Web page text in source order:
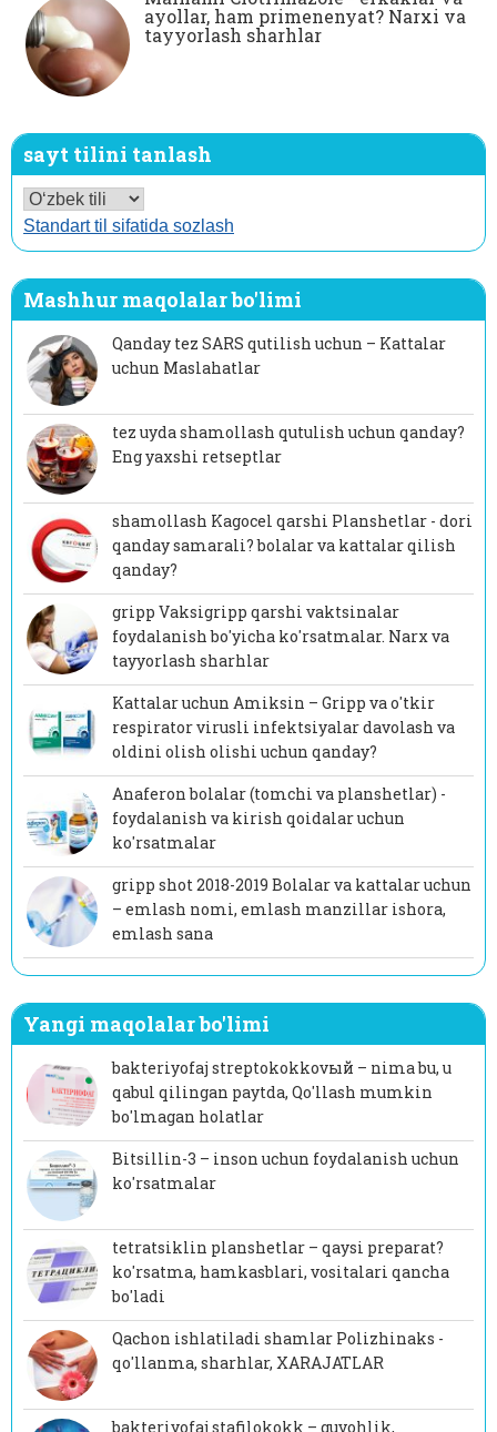
ayollar, ham primenenyat? Narxi va
tayyorlash sharhlar
sayt tilini tanlash
Standart til sifatida sozlash
Mashhur maqolalar bo'limi
Qanday tez SARS qutilish uchun – Kattalar
uchun Maslahatlar
tez uyda shamollash qutulish uchun qanday?
Eng yaxshi retseptlar
shamollash Kagocel qarshi Planshetlar - dori
qanday samarali? bolalar va kattalar qilish
qanday?
gripp Vaksigripp qarshi vaktsinalar
foydalanish bo'yicha ko'rsatmalar. Narx va
tayyorlash sharhlar
Kattalar uchun Amiksin – Gripp va o'tkir
respirator virusli infektsiyalar davolash va
oldini olish olishi uchun qanday?
Anaferon bolalar (tomchi va planshetlar) -
foydalanish va kirish qoidalar uchun
ko'rsatmalar
gripp shot 2018-2019 Bolalar va kattalar uchun
– emlash nomi, emlash manzillar ishora,
emlash sana
Yangi maqolalar bo'limi
bakteriyofaj streptokokkovый – nima bu, u
qabul qilingan paytda, Qo'llash mumkin
bo'lmagan holatlar
Bitsillin-3 – inson uchun foydalanish uchun
ko'rsatmalar
tetratsiklin planshetlar – qaysi preparat?
ko'rsatma, hamkasblari, vositalari qancha
bo'ladi
Qachon ishlatiladi shamlar Polizhinaks -
qo'llanma, sharhlar, XARAJATLAR
bakteriyofaj stafilokokk – guvohlik,